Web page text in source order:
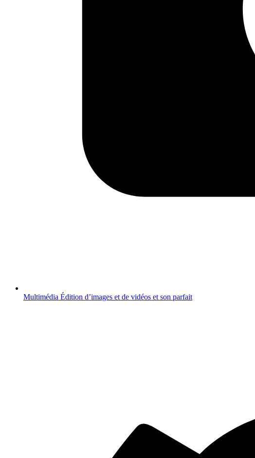
Multimédia Édition d’images et de vidéos et son parfait